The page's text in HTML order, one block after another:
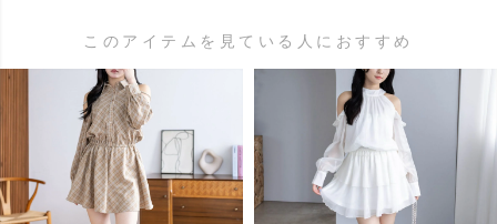
このアイテムを見ている人におすすめ